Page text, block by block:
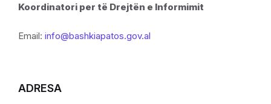
Koordinatori per të Drejtën e Informimit
Email: info@bashkiapatos.gov.al
ADRESA